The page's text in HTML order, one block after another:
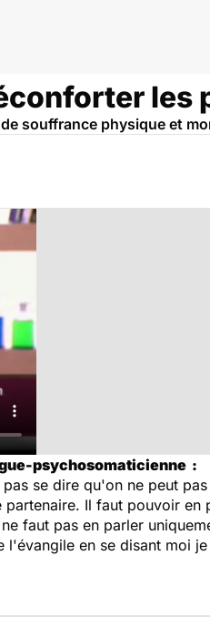
les
souffrance physique et
psychosomaticienne :
se dire qu'on ne peut
Il faut pouvoir
faut pas en parler
en se disant moi